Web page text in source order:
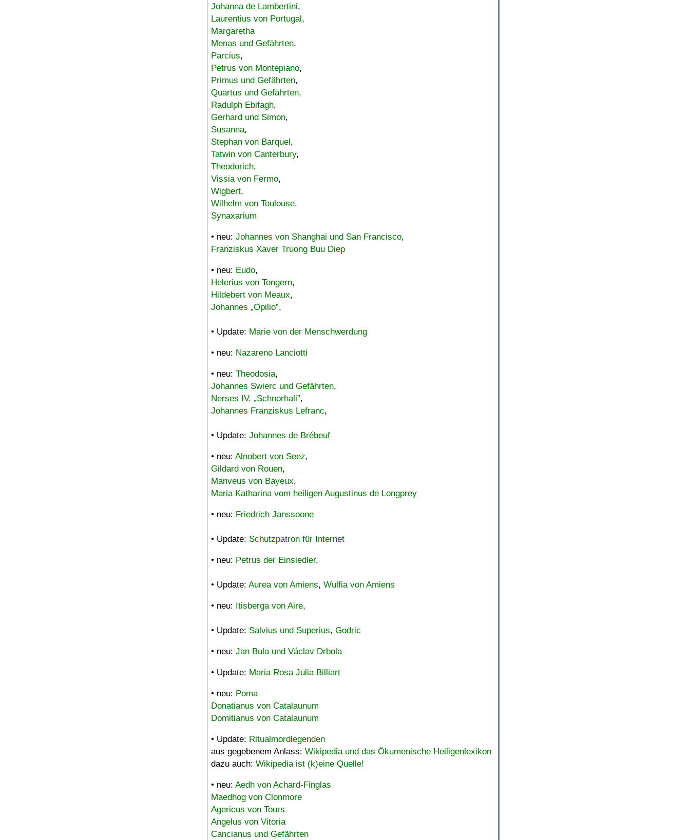
Johanna de Lambertini,
Laurentius von Portugal,
Margaretha
Menas und Gefährten,
Parcius,
Petrus von Montepiano,
Primus und Gefährten,
Quartus und Gefährten,
Radulph Ebifagh,
Gerhard und Simon,
Susanna,
Stephan von Barquel,
Tatwin von Canterbury,
Theodorich,
Vissia von Fermo,
Wigbert,
Wilhelm von Toulouse,
Synaxarium
• neu: Johannes von Shanghai und San Francisco,
Franziskus Xaver Truong Buu Diep
• neu: Eudo,
Helerius von Tongern,
Hildebert von Meaux,
Johannes „Opilio”,
• Update: Marie von der Menschwerdung
• neu: Nazareno Lanciotti
• neu: Theodosia,
Johannes Swierc und Gefährten,
Nerses IV. „Schnorhali”,
Johannes Franziskus Lefranc,
• Update: Johannes de Brébeuf
• neu: Alnobert von Seez,
Gildard von Rouen,
Manveus von Bayeux,
Maria Katharina vom heiligen Augustinus de Longprey
• neu: Friedrich Janssoone
• Update: Schutzpatron für Internet
• neu: Petrus der Einsiedler,
• Update: Aurea von Amiens, Wulfia von Amiens
• neu: Itisberga von Aire,
• Update: Salvius und Superius, Godric
• neu: Jan Bula und Václav Drbola
• Update: Maria Rosa Julia Billiart
• neu: Poma
Donatianus von Catalaunum
Domitianus von Catalaunum
• Update: Ritualmordlegenden
aus gegebenem Anlass: Wikipedia und das Ökumenische Heiligenlexikon
dazu auch: Wikipedia ist (k)eine Quelle!
• neu: Aedh von Achard-Finglas
Maedhog von Clonmore
Agericus von Tours
Angelus von Vitoria
Cancianus und Gefährten